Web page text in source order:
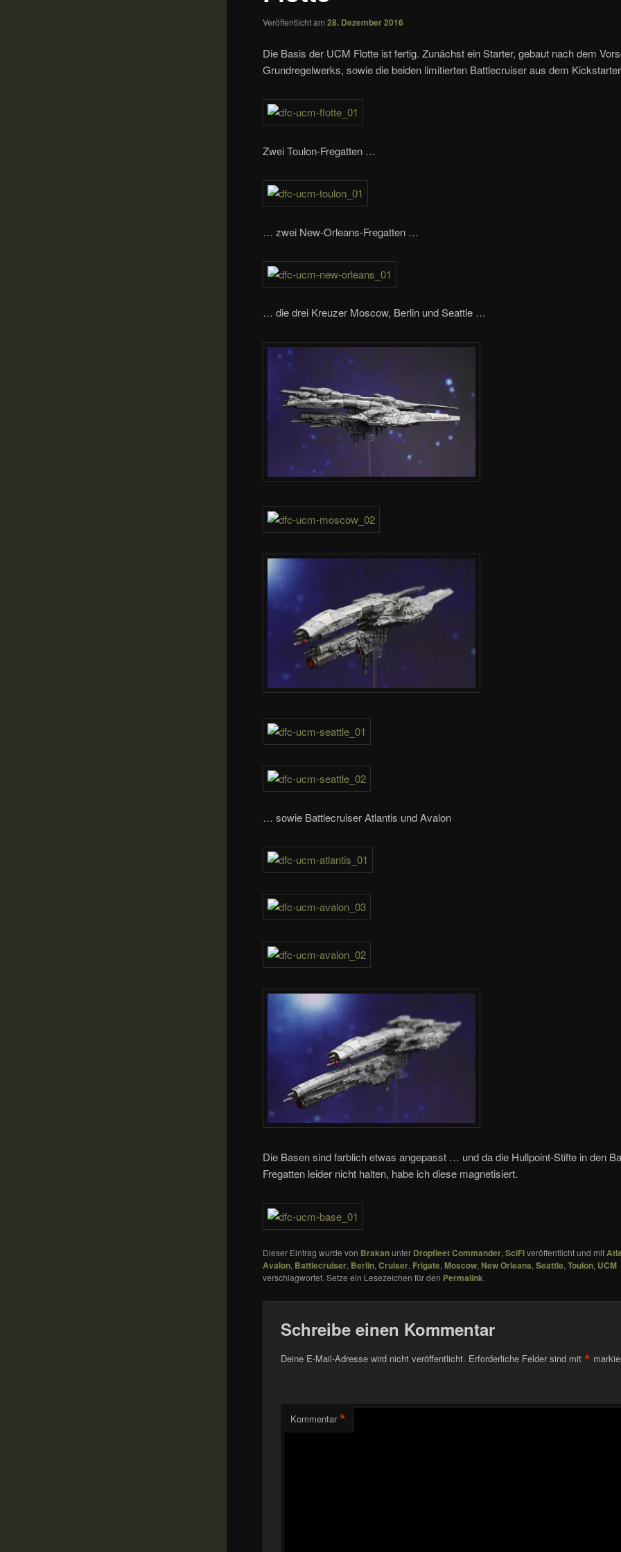
Veröffentlicht am28. Dezember 2016
Die Basis der UCM Flotte ist fertig. Zunächst ein Starter, gebaut nach dem
Grundregelwerks, sowie die beiden limitierten Battlecruiser aus dem
Zwei Toulon-Fregatten …
… zwei New-Orleans-Fregatten …
… die drei Kreuzer Moscow, Berlin und Seattle …
… sowie Battlecruiser Atlantis und Avalon
Die Basen sind farblich etwas angepasst … und da die Hullpoint-Stifte in den
Fregatten leider nicht halten, habe ich diese magnetisiert.
Dieser Eintrag wurde von Brakanunter Dropfleet Commander,SciFiveröffentlicht und mit
Avalon, Battlecruiser, Berlin,Cruiser, Frigate,Moscow, New Orleans,Seattle,Toulon, UCM
verschlagwortet. Setze ein Lesezeichen für den Permalink.
Schreibe einen Kommentar
Deine E-Mail-Adresse wird nicht veröffentlicht. Erforderliche Felder sind mit *
Kommentar *